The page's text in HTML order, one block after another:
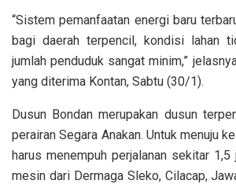
“Sistem pemanfaatan energi baru
bagi daerah terpencil, kondisi lahan
jumlah penduduk sangat minim,”
yang diterima Kontan, Sabtu (30/1).
Dusun Bondan merupakan dusun
perairan Segara Anakan. Untuk menuju
harus menempuh perjalanan sekitar 1,5
mesin dari Dermaga Sleko, Cilacap,